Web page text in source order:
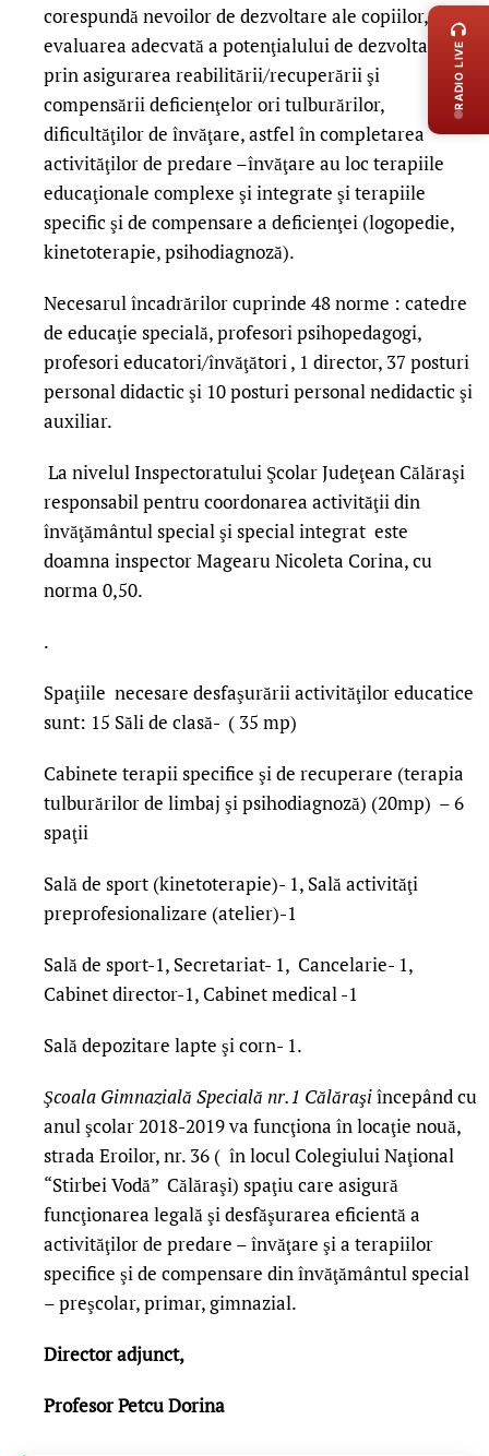
corespundă nevoilor de dezvoltare ale copiilor, prin
evaluarea adecvată a potenţialului de dezvoltare şi
prin asigurarea reabilitării/recuperării şi
compensării deficienţelor ori tulburărilor,
dificultăţilor de învăţare, astfel în completarea
activităţilor de predare –învăţare au loc terapiile
educaţionale complexe şi integrate şi terapiile
specific şi de compensare a deficienţei (logopedie,
kinetoterapie, psihodiagnoză).
Necesarul încadrărilor cuprinde 48 norme : catedre
de educaţie specială, profesori psihopedagogi,
profesori educatori/învăţători , 1 director, 37 posturi
personal didactic şi 10 posturi personal nedidactic şi
auxiliar.
La nivelul Inspectoratului Şcolar Judeţean Călăraşi
responsabil pentru coordonarea activităţii din
învăţământul special şi special integrat este
doamna inspector Magearu Nicoleta Corina, cu
norma 0,50.
.
Spaţiile necesare desfaşurării activităţilor educatice
sunt: 15 Săli de clasă- ( 35 mp)
Cabinete terapii specifice şi de recuperare (terapia
tulburărilor de limbaj şi psihodiagnoză) (20mp) – 6
spaţii
Sală de sport (kinetoterapie)- 1, Sală activităţi
preprofesionalizare (atelier)-1
Sală de sport-1, Secretariat- 1, Cancelarie- 1,
Cabinet director-1, Cabinet medical -1
Sală depozitare lapte şi corn- 1.
Şcoala Gimnazială Specială nr.1 Călăraşiîncepând cu
anul şcolar 2018-2019 va funcţiona în locaţie nouă,
strada Eroilor, nr. 36 ( în locul Colegiului Naţional
“Stirbei Vodă” Călăraşi) spaţiu care asigură
funcţionarea legală şi desfăşurarea eficientă a
activităţilor de predare – învăţare şi a terapiilor
specifice şi de compensare din învăţământul special
– preşcolar, primar, gimnazial.
Director adjunct,
Profesor Petcu Dorina
RADIO LIVE